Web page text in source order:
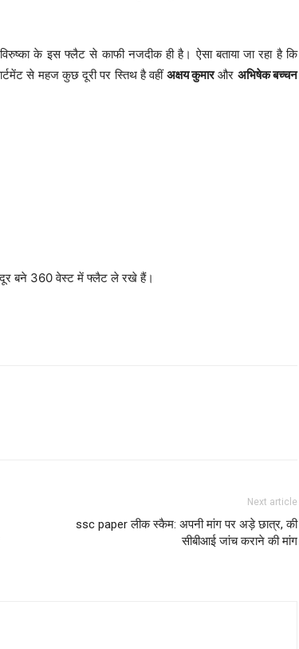
के इस फ्लैट से काफी नजदीक ही है। ऐसा बताया जा रहा है कि
से महज कुछ दूरी पर स्तिथ है वहींअक्षय कुमारऔर अभिषेक बच्चन
Next article
ssc paper लीक स्कैम: अपनी मांग पर अड़े छात्र, की
सीबीआई जांच कराने की मांग